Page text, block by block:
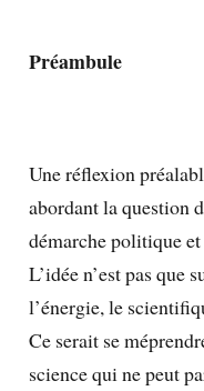
Préambule
Une réflexion
abordant la question
démarche politique
L’idée n’est pas que
l’énergie, le
Ce serait se
science qui ne peut